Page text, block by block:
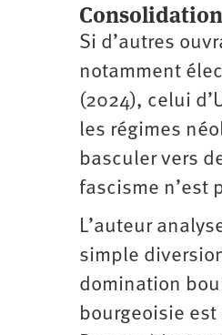
Si d’autres
notamment
(2024), celui
les régimes
basculer vers
fascisme n’est
L’auteur
simple
domination
bourgeoisie